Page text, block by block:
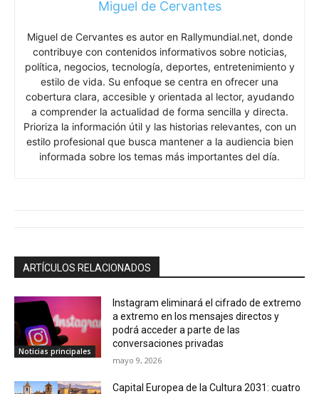
Miguel de Cervantes
Miguel de Cervantes es autor en Rallymundial.net, donde
contribuye con contenidos informativos sobre noticias,
política, negocios, tecnología, deportes, entretenimiento y
estilo de vida. Su enfoque se centra en ofrecer una
cobertura clara, accesible y orientada al lector, ayudando
a comprender la actualidad de forma sencilla y directa.
Prioriza la información útil y las historias relevantes, con un
estilo profesional que busca mantener a la audiencia bien
informada sobre los temas más importantes del día.
ARTÍCULOS RELACIONADOS
Noticias principales
Instagram eliminará el cifrado de extremo
a extremo en los mensajes directos y
podrá acceder a parte de las
conversaciones privadas
mayo 9, 2026
Capital Europea de la Cultura 2031: cuatro